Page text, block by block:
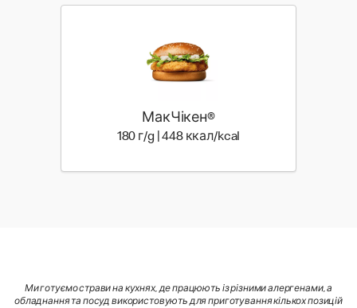
МакЧікен®
180 г/g | 448 ккал/kcal
Ми готуємо страви на кухнях, де працюють із різними алергенами, а
обладнання та посуд використовують для приготування кількох позицій